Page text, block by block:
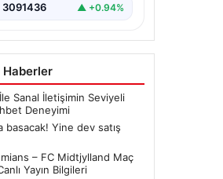
3091436 ▲ +0.94%
Haberler
Sanal İletişimin Seviyeli
Deneyimi
basacak! Yine dev satış
– FC Midtjylland Maç
Yayın Bilgileri